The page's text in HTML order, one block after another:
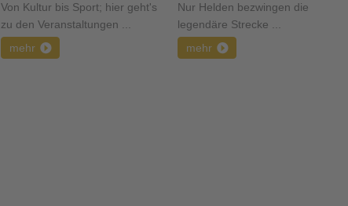
Von Kultur bis Sport; hier geht's
zu den Veranstaltungen ...
mehr
Nur Helden bezwingen die
legendäre Strecke ...
mehr